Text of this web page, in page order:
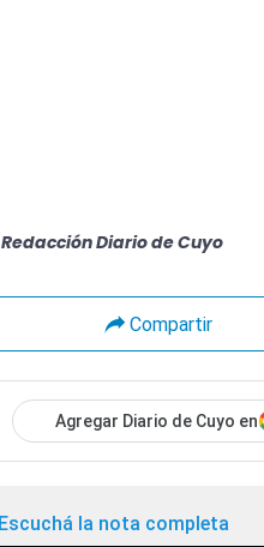
Redacción Diario de Cuyo
Compartir
Agregar Diario de Cuyo en
Escuchá la nota completa